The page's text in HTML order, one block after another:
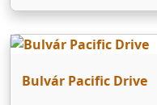
spolužačka Libby
a kvůli tomu trpíte …
Bulvár Pacific Drive